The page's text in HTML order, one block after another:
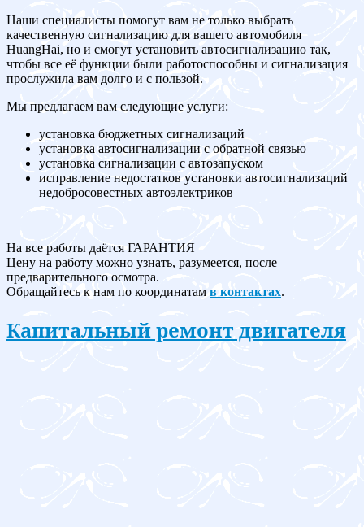
Наши специалисты помогут вам не только выбрать
качественную сигнализацию для вашего автомобиля
HuangHai, но и смогут установить автосигнализацию так,
чтобы все её функции были работоспособны и сигнализация
прослужила вам долго и с пользой.
Мы предлагаем вам следующие услуги:
установка бюджетных сигнализаций
установка автосигнализации с обратной связью
установка сигнализации с автозапуском
исправление недостатков установки автосигнализаций
недобросовестных автоэлектриков
На все работы даётся ГАРАНТИЯ
Цену на работу можно узнать, разумеется, после
предварительного осмотра.
Обращайтесь к нам по координатам в контактах.
Капитальный ремонт двигателя